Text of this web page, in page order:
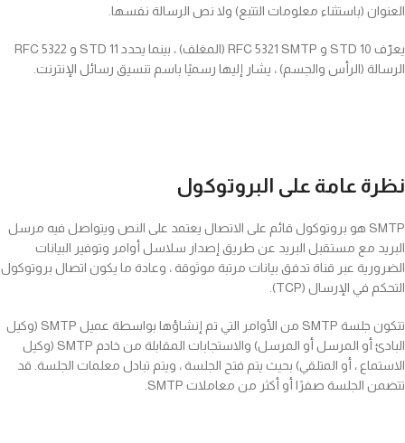
العنوان (باستثناء معلومات التتبع) ولا نص الرسالة نفسها.
يعرّف STD 10 و RFC 5321 SMTP (المغلف) ، بينما يحدد STD 11 و RFC 5322
الرسالة (الرأس والجسم) ، يشار إليها رسميًا باسم تنسيق رسائل الإنترنت.
نظرة عامة على البروتوكول
SMTP هو بروتوكول قائم على الاتصال يعتمد على النص ويتواصل فيه مرسل
البريد مع مستقبل البريد عن طريق إصدار سلاسل أوامر وتوفير البيانات
الضرورية عبر قناة تدفق بيانات مرتبة موثوقة ، وعادة ما يكون اتصال بروتوكول
التحكم في الإرسال (TCP).
تتكون جلسة SMTP من الأوامر التي تم إنشاؤها بواسطة عميل SMTP (وكيل
البادئ أو المرسل أو المرسل) والاستجابات المقابلة من خادم SMTP (وكيل
الاستماع ، أو المتلقي) بحيث يتم فتح الجلسة ، ويتم تبادل معلمات الجلسة. قد
تتضمن الجلسة صفرًا أو أكثر من معاملات SMTP.